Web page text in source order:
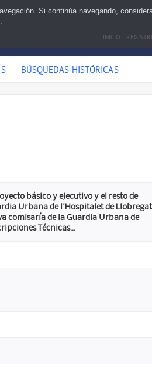
INICIO
BÚSQUEDAS HISTÓRICAS
básico y ejecutivo y el resto de
Urbana de l'Hospitalet de
comisaría de la Guardia Urbana de
Técnicas...
Si continúa navegando,
.